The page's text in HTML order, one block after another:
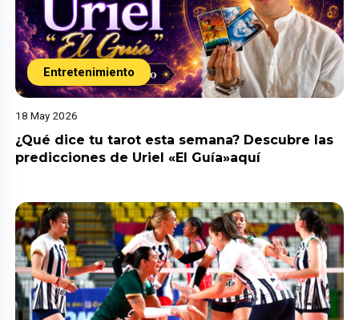
Entretenimiento
18 May 2026
¿Qué dice tu tarot esta semana? Descubre las
predicciones de Uriel «El Guía»aquí